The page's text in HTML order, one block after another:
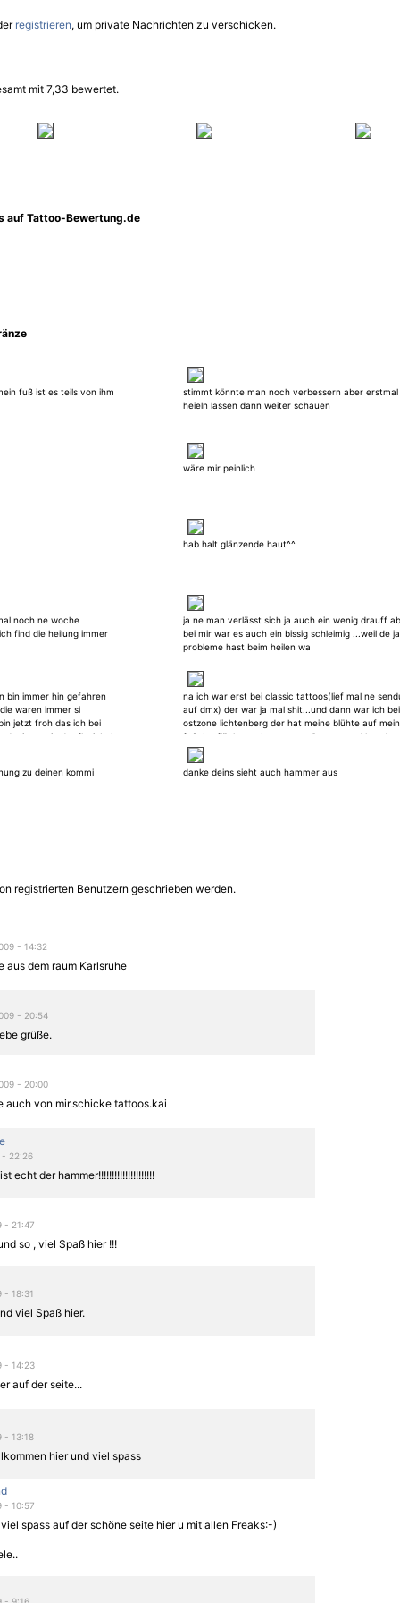
registrieren, um private Nachrichten zu verschicken.
mit 7,33 bewertet.
auf Tattoo-Bewertung.de
fuß ist es teils von ihm
stimmt könnte man noch verbessern aber erstmal
heieln lassen dann weiter schauen
wäre mir peinlich
hab halt glänzende haut^^
noch ne woche
find die heilung immer
ja ne man verlässt sich ja auch ein wenig drauff
bei mir war es auch ein bissig schleimig ...weil de ja
probleme hast beim heilen wa
bin immer hin gefahren
waren immer si
jetzt froh das ich bei
mit termin der flexiebel
na ich war erst bei classic tattoos(lief mal ne
auf dmx) der war ja mal shit...und dann war ich bei
ostzone lichtenberg der hat meine blühte auf mein
fußoberfläche verbesseren müssen....und hat
obere blühte dazu gezeichnet ...bin sehr
morgen hab ich einen neuen termin und dann
meine teilie drann^^
zu deinen kommi danke deins sieht auch hammer aus
registrierten Benutzern geschrieben werden.
- 14:32
aus dem raum Karlsruhe
- 20:54
grüße.
- 20:00
auch von mir.schicke tattoos.kai
- 22:26
echt der hammer!!!!!!!!!!!!!!!!!!!!!
- 21:47
so , viel Spaß hier !!!
- 18:31
viel Spaß hier.
- 14:23
auf der seite...
- 13:18
hier und viel spass
- 10:57
spass auf der schöne seite hier u mit allen Freaks:-)